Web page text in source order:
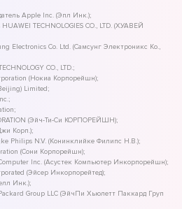
Apple Inc. (Эпл Инк.);
TECHNOLOGIES CO., LTD. (ХУАВЕЙ
Electronics Co. Ltd. (Самсунг Электроникс Ко.,
CO., LTD.;
(Нокиа Корпорейшн);
Limited;
(Эйч-Ти-Си КОРПОРЕЙШН);
Корп.);
Philips N.V. (Конинклийке Филипс Н.В.);
(Сони Корпорейшн);
Computer Inc. (Асустек Компьютер Инкорпорейшн);
(Эйсер Инкорпорейтед);
Инк.);
Group LLC (ЭйчПи Хьюлетт Паккард Груп